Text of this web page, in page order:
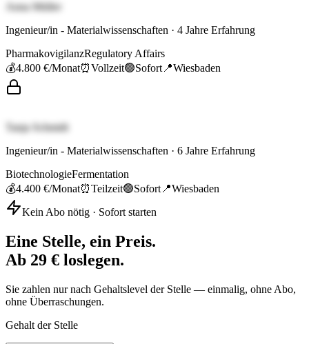
Anna Müller
Ingenieur/in - Materialwissenschaften · 4 Jahre Erfahrung
PharmakovigilanzRegulatory Affairs
💰4.800 €/Monat⏰Vollzeit🟢Sofort 📍Wiesbaden
Tanja Schmidt
Ingenieur/in - Materialwissenschaften · 6 Jahre Erfahrung
BiotechnologieFermentation
💰4.400 €/Monat⏰Teilzeit🟢Sofort 📍Wiesbaden
Kein Abo nötig · Sofort starten
Eine Stelle, ein Preis.
Ab 29 € loslegen.
Sie zahlen nur nach Gehaltslevel der Stelle — einmalig, ohne Abo,
ohne Überraschungen.
Gehalt der Stelle